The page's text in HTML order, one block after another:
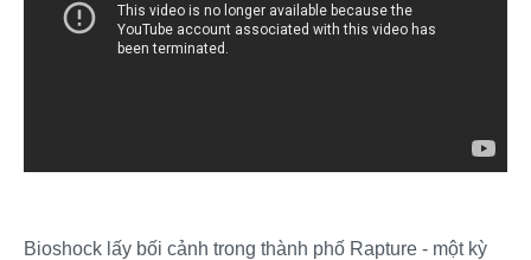
Bioshock lấy bối cảnh trong thành phố Rapture - một kỳ